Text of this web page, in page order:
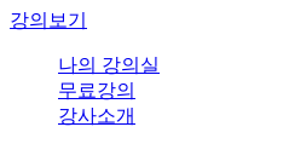
강의보기
나의 강의실
무료강의
강사소개